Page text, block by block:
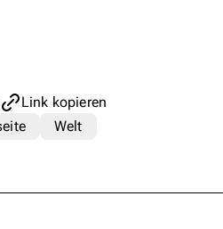
Link kopieren
Welt